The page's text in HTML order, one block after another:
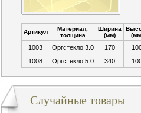
Артикул
Материал,
толщина
Ширина
(мм)
1003 Оргстекло 3.0 170
1008
Оргстекло 5.0 340
Случайные товары